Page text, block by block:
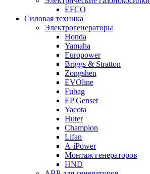
EFCO
Силовая техника
Электрогенераторы
Honda
Yamaha
Europower
Briggs & Stratton
Zongshen
EVOline
Fubag
EP Genset
Yacota
Huter
Champion
Lifan
A-iPower
Монтаж генераторов
HND